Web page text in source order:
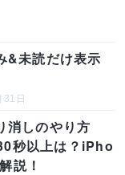
&未読だけ表示
日
消しのやり方
秒以上は？iPho
説！